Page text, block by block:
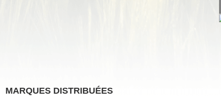
MARQUES DISTRIBUÉES